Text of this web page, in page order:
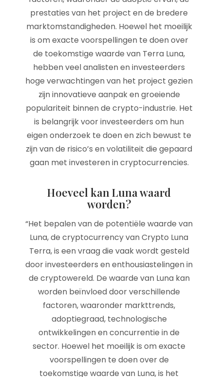
prestaties van het project en de bredere
marktomstandigheden. Hoewel het moeilijk
is om exacte voorspellingen te doen over
de toekomstige waarde van Terra Luna,
hebben veel analisten en investeerders
hoge verwachtingen van het project gezien
zijn innovatieve aanpak en groeiende
populariteit binnen de crypto-industrie. Het
is belangrijk voor investeerders om hun
eigen onderzoek te doen en zich bewust te
zijn van de risico’s en volatiliteit die gepaard
gaan met investeren in cryptocurrencies.
Hoeveel kan Luna waard
worden?
“Het bepalen van de potentiële waarde van
Luna, de cryptocurrency van Crypto Luna
Terra, is een vraag die vaak wordt gesteld
door investeerders en enthousiastelingen in
de cryptowereld. De waarde van Luna kan
worden beïnvloed door verschillende
factoren, waaronder markttrends,
adoptiegraad, technologische
ontwikkelingen en concurrentie in de
sector. Hoewel het moeilijk is om exacte
voorspellingen te doen over de
toekomstige waarde van Luna, is het